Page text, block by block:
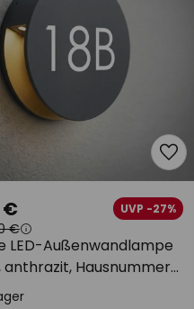
LED-Außenwandlampe
anthrazit, Hausnummer
€ UVP -27%
€